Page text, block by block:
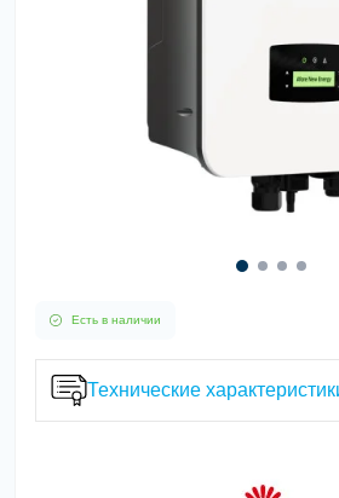
Есть в наличии
Технические